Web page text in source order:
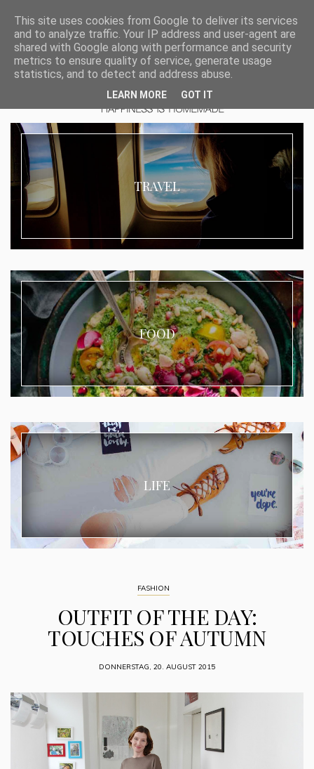
TRAVEL
FOOD
LIFE
FASHION
OUTFIT OF THE DAY:
TOUCHES OF AUTUMN
DONNERSTAG, 20. AUGUST 2015
This site uses cookies from Google to deliver its services
and to analyze traffic. Your IP address and user-agent are
shared with Google along with performance and security
metrics to ensure quality of service, generate usage
statistics, and to detect and address abuse.
LEARN MORE GOT IT